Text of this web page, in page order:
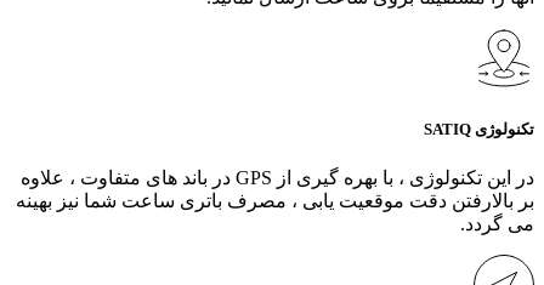
تکنولوژی SATIQ
در این تکنولوژی ، با بهره گیری از GPS در باند های متفاوت ، علاوه
بر بالارفتن دقت موقعیت یابی ، مصرف باتری ساعت شما نیز بهینه
می گردد.